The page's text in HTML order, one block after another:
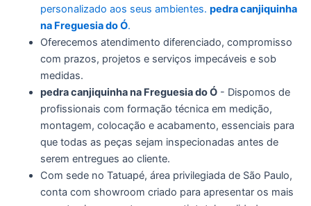
personalizado aos seus ambientes. pedra canjiquinha
na Freguesia do Ó.
Oferecemos atendimento diferenciado, compromisso
com prazos, projetos e serviços impecáveis e sob
medidas.
pedra canjiquinha na Freguesia do Ó - Dispomos de
profissionais com formação técnica em medição,
montagem, colocação e acabamento, essenciais para
que todas as peças sejam inspecionadas antes de
serem entregues ao cliente.
Com sede no Tatuapé, área privilegiada de São Paulo,
conta com showroom criado para apresentar os mais